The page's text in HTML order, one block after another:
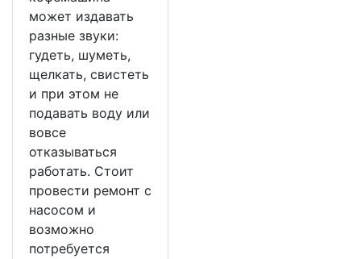
может издавать
разные звуки:
гудеть, шуметь,
щелкать, свистеть
и при этом не
подавать воду или
вовсе
отказываться
работать. Стоит
провести ремонт с
насосом и
возможно
потребуется